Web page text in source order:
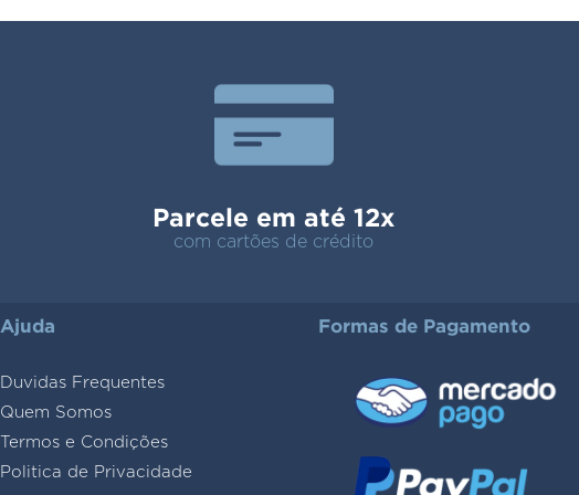
Parcele em até 12x
com cartões de crédito
Ajuda
Duvidas Frequentes
Quem Somos
Termos e Condições
Politica de Privacidade
Formas de Pagamento